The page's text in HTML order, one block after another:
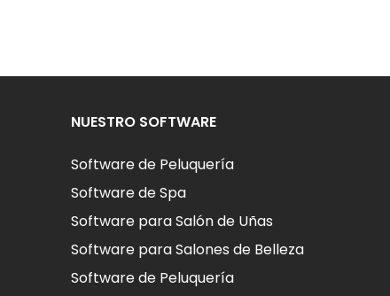
NUESTRO SOFTWARE
Software de Peluquería
Software de Spa
Software para Salón de Uñas
Software para Salones de Belleza
Software de Peluquería